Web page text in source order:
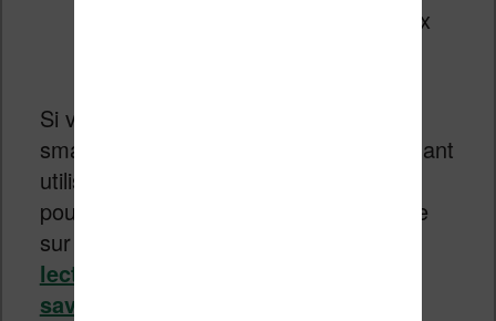
télécharger et de lire de nouveaux
Si vous avez déjà une tablette ou un
smartphone, vous pouvez dès maintenant
utilisé une des applications disponible
pour commencer à lire. Lisez cet article
sur
lecture pour smartphone pour en
savoir plus